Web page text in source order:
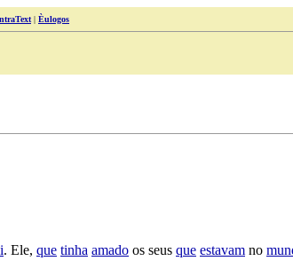
| Èulogos
. Ele, que tinha amado os seus que estavam no